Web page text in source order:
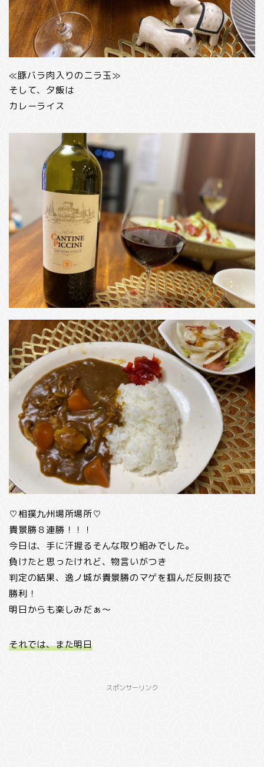
≪豚バラ肉入りのニラ玉≫
そして、夕飯は
カレーライス
♡相撲九州場所場所♡
貴景勝８連勝！！！
今日は、手に汗握るそんな取り組みでした。
負けたと思ったけれど、物言いがつき
判定の結果、逸ノ城が貴景勝のマゲを掴んだ反則技で
勝利！
明日からも楽しみだぁ～
それでは、また明日
スポンサーリンク